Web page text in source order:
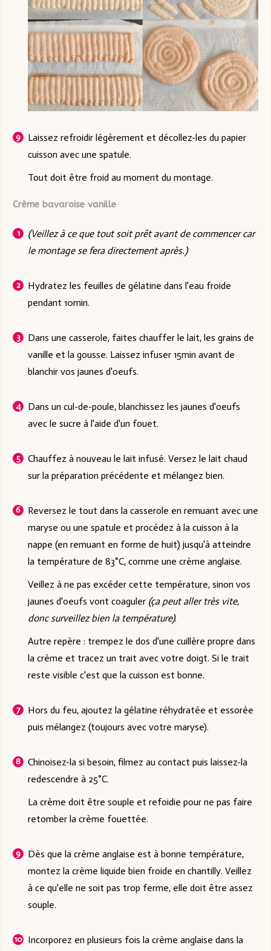
Laissez refroidir légèrement et décollez-les du papier
cuisson avec une spatule.
Tout doit être froid au moment du montage.
Crème bavaroise vanille
(Veillez à ce que tout soit prêt avant de commencer car
le montage se fera directement après.)
Hydratez les feuilles de gélatine dans l'eau froide
pendant 10min.
Dans une casserole, faites chauffer le lait, les grains de
vanille et la gousse. Laissez infuser 15min avant de
blanchir vos jaunes d'oeufs.
Dans un cul-de-poule, blanchissez les jaunes d'oeufs
avec le sucre à l'aide d'un fouet.
Chauffez à nouveau le lait infusé. Versez le lait chaud
sur la préparation précédente et mélangez bien.
Reversez le tout dans la casserole en remuant avec une
maryse ou une spatule et procédez à la cuisson à la
nappe (en remuant en forme de huit) jusqu'à atteindre
la température de 83°C, comme une crème anglaise.
Veillez à ne pas excéder cette température, sinon vos
jaunes d'oeufs vont coaguler (ça peut aller très vite,
donc surveillez bien la température).
Autre repère : trempez le dos d'une cuillère propre dans
la crème et tracez un trait avec votre doigt. Si le trait
reste visible c'est que la cuisson est bonne.
Hors du feu, ajoutez la gélatine réhydratée et essorée
puis mélangez (toujours avec votre maryse).
Chinoisez-la si besoin, filmez au contact puis laissez-la
redescendre à 25°C.
La crème doit être souple et refoidie pour ne pas faire
retomber la crème fouettée.
Dès que la crème anglaise est à bonne température,
montez la crème liquide bien froide en chantilly. Veillez
à ce qu'elle ne soit pas trop ferme, elle doit être assez
souple.
Incorporez en plusieurs fois la crème anglaise dans la